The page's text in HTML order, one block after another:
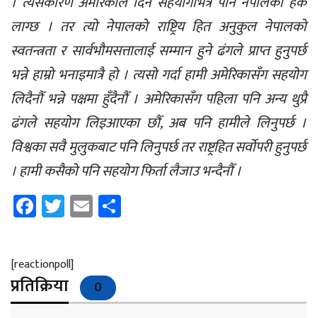
लाग्छ । तर त्यो नेपालको राष्ट्रिय हित अनुकुल नेपालको
स्वतन्त्रता र सार्वभौमसत्तालाई सम्मान हुने ढंगले प्राप्त हुनुपर्छ
भन्ने हाम्रो भनाइमात्रै हो । त्यसो गर्दा हामी अमेरिकासँग सहयोग
लिदैनौँ भन्ने पक्षमा हुँदैनौँ । अमेरिकासँग पहिला पनि अन्य थुप्रै
ढंगले सहयोग लिइआएका छौँ, अब पनि हामीले लिनुपर्छ ।
विश्वका सवै मुलुकबाट पनि लिनुपर्छ तर राष्ट्रहित सर्वोपरी हुनुपर्छ
। हामी कसैको पनि सहयोग फिर्ता लैजाउ भन्दैनौँ ।
Facebook
Twitter
Email
[reactionpoll]
प्रतिक्रिया 0